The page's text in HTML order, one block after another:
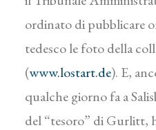
ordinato di pubblicare
tedesco le foto della
(www.lostart.de). E,
qualche giorno fa a
del “tesoro” di Gurlitt,